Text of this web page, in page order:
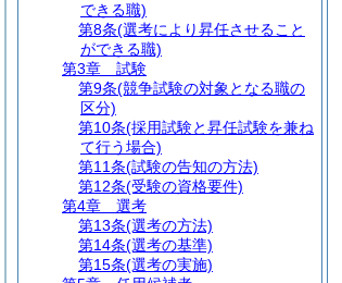
できる職)
第8条(選考により昇任させること
ができる職)
第3章
試験
第9条(競争試験の対象となる職の
区分)
第10条(採用試験と昇任試験を兼ね
て行う場合)
第11条(試験の告知の方法)
第12条(受験の資格要件)
第4章
選考
第13条(選考の方法)
第14条(選考の基準)
第15条(選考の実施)